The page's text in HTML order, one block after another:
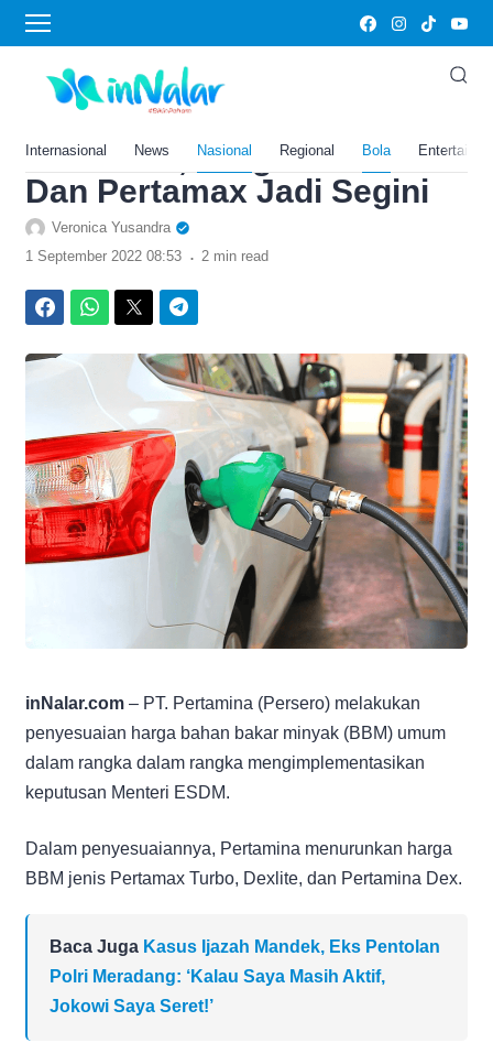
Internasional News Nasional Regional Bola
Home›Bola
Daftar Harga BBM Terbaru
2022 Seluruh Wilayah
Indonesia, Harga Pertalite
Dan Pertamax Jadi Segini
Veronica Yusandra
1 September 2022 08:53 . 2 min read
inNalar.com – PT. Pertamina (Persero) melakukan
penyesuaian harga bahan bakar minyak (BBM) umum
dalam rangka dalam rangka mengimplementasikan
keputusan Menteri ESDM.
Dalam penyesuaiannya, Pertamina menurunkan harga
BBM jenis Pertamax Turbo, Dexlite, dan Pertamina Dex.
Baca Juga Kasus Ijazah Mandek, Eks Pentolan
Polri Meradang: ‘Kalau Saya Masih Aktif,
Jokowi Saya Seret!’